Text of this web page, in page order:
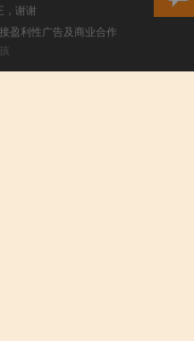
，谢谢
盈利性广告及商业合作